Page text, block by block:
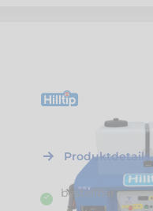
H41191
mobiles
Produktdetails
bestellbar